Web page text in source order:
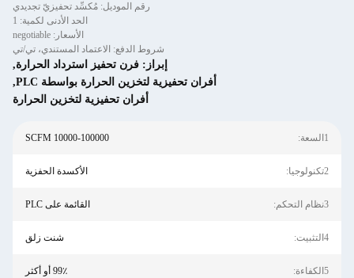
رقم الموديل: مُكسِّد تحفيزيّ تجديدي
الحد الأدنى لكمية: 1
الأسعار: negotiable
شروط الدفع: الاعتماد المستندي، تي/تي
إبراز: فرن تحفيز استرداد الحرارة,
أفران تحفيزية لتخزين الحرارة بواسطة PLC
,
أفران تحفيزية لتخزين الحرارة
1السعة: 10000-100000 SCFM
2تكنولوجيا: الأكسدة الحفزية
3نظام التحكم: القائمة على PLC
4التثبيت: شنت زلق
5الكفاءة: 99٪ أو أكثر